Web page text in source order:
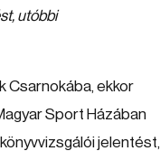
utóbbi
Csarnokába, ekkor
Sport Házában
jelentést,